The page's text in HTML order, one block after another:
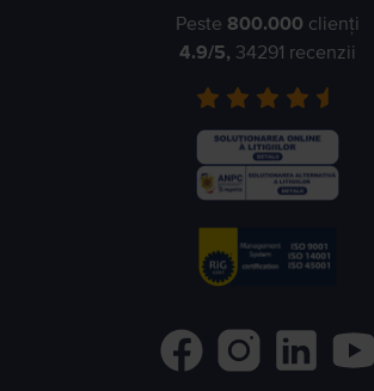
Peste 800.000 clienți
4.9/5, 34291 recenzii